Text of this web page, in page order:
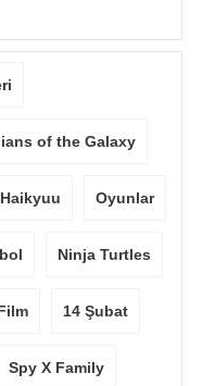
of the Galaxy
Haikyuu Oyunlar
Ninja Turtles
14 Şubat
Spy X Family